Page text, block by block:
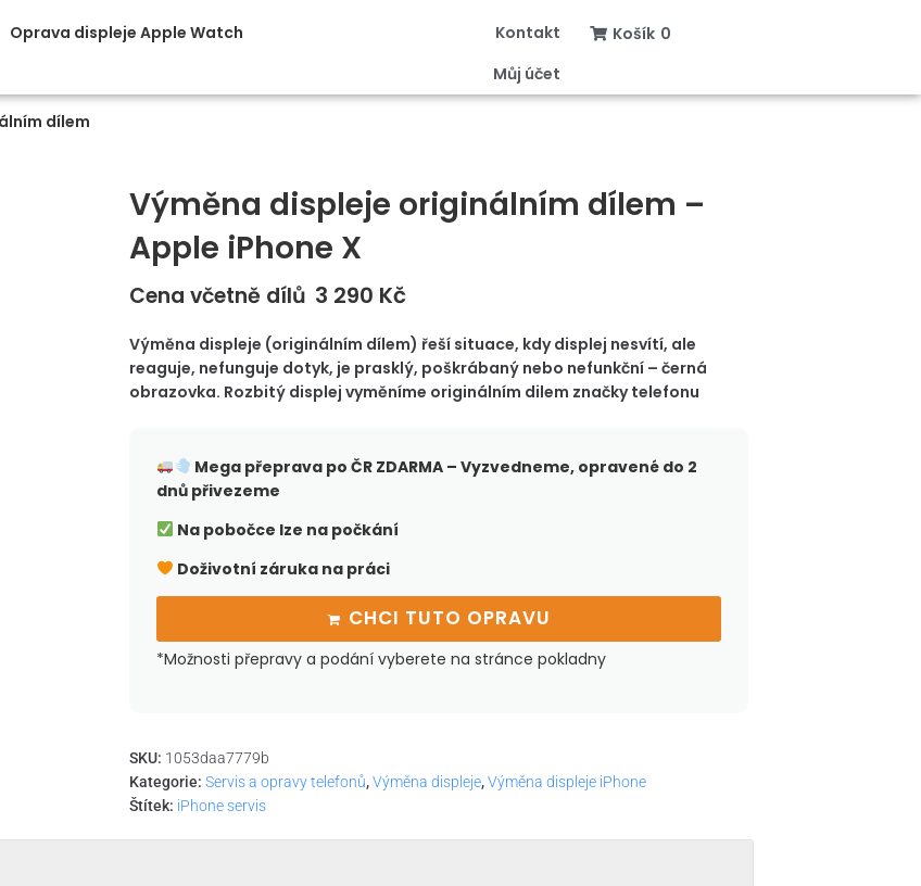
Oprava displeje Apple Watch
Kontakt
Můj účet
Košík 0
dílem
Výměna displeje originálním dílem –
Apple iPhone X
Cena včetně dílů 3 290 Kč
Výměna displeje (originálním dílem) řeší situace, kdy displej nesvítí, ale
reaguje, nefunguje dotyk, je prasklý, poškrábaný nebo nefunkční – černá
obrazovka. Rozbitý displej vyměníme originálním dilem značky telefonu
Mega přeprava po ČRZDARMA – Vyzvedneme, opravené do 2
dnů přivezeme
Na pobočce lze na počkání
Doživotní záruka na práci
CHCI TUTO OPRAVU
*Možnosti přepravy a podání vyberete na stránce pokladny
SKU: 1053daa7779b
Kategorie: Servis a opravy telefonů,Výměna displeje,Výměna displeje iPhone
Štítek: iPhone servis